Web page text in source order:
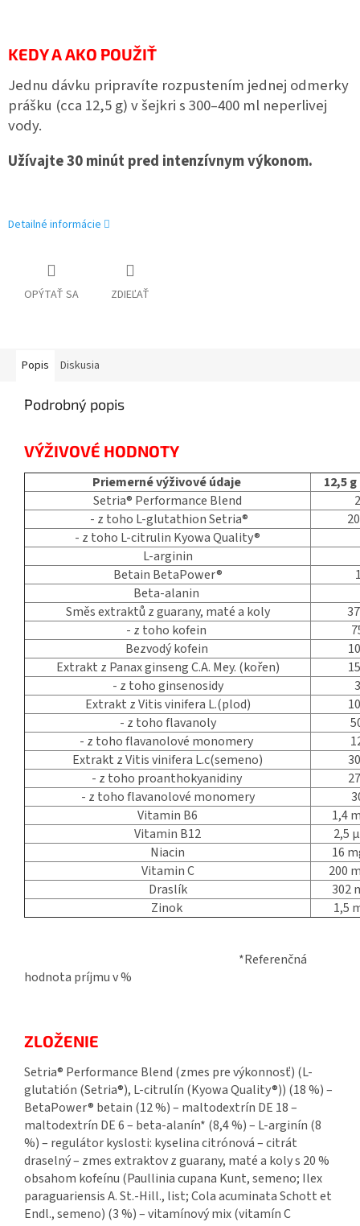
KEDY A AKO POUŽIŤ
Jednu dávku pripravíte rozpustením jednej odmerky
prášku (cca 12,5 g) v šejkri s 300–400 ml neperlivej
vody.
Užívajte 30 minút pred intenzívnym výkonom.
Detailné informácie
OPÝTAŤ SA ZDIEĽAŤ
Popis Diskusia
Podrobný popis
VÝŽIVOVÉ HODNOTY
Priemerné výživové údaje
12,5
Setria® Performance Blend
- z toho L-glutathion Setria®
- z toho L-citrulin Kyowa Quality®
L-arginin
Betain BetaPower®
Beta-alanin
Směs extraktů z guarany, maté a koly
- z toho kofein
Bezvodý kofein
Extrakt z Panax ginseng C.A. Mey. (kořen)
- z toho ginsenosidy
Extrakt z Vitis vinifera L.(plod)
- z toho flavanoly
- z toho flavanolové monomery
Extrakt z Vitis vinifera L.c(semeno)
- z toho proanthokyanidiny
- z toho flavanolové monomery
Vitamin B6
1,4
Vitamin B12
2,5
Niacin
16
Vitamin C
200
Draslík
302
Zinok
1,5
*Referenčná
hodnota príjmu v %
ZLOŽENIE
Setria® Performance Blend (zmes pre výkonnosť) (L-
glutatión (Setria®), L-citrulín (Kyowa Quality®)) (18 %) –
BetaPower® betain (12 %) – maltodextrín DE 18 –
maltodextrín DE 6 – beta-alanín* (8,4 %) – L-arginín (8
%) – regulátor kyslosti: kyselina citrónová – citrát
draselný – zmes extraktov z guarany, maté a koly s 20 %
obsahom kofeínu (Paullinia cupana Kunt, semeno; Ilex
paraguariensis A. St.-Hill., list; Cola acuminata Schott et
Endl., semeno) (3 %) – vitamínový mix (vitamín C